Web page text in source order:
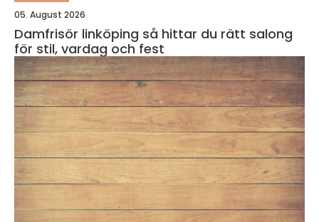
05. August 2026
Damfrisör linköping så hittar du rätt salong
för stil, vardag och fest